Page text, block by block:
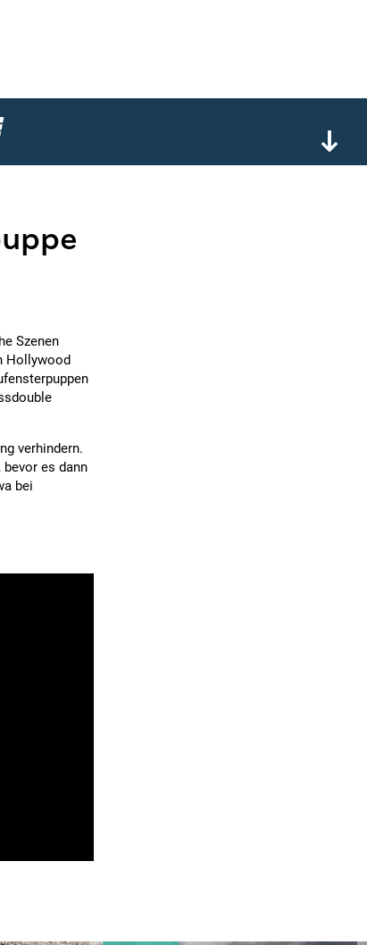
Szenen
Hollywood
verhindern.
es dann
bei